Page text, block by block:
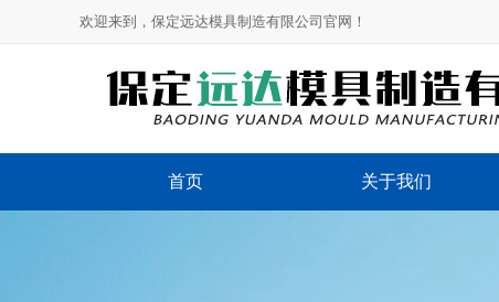
欢迎来到，保定远达模具制造有限公司官网！
首页 关于我们